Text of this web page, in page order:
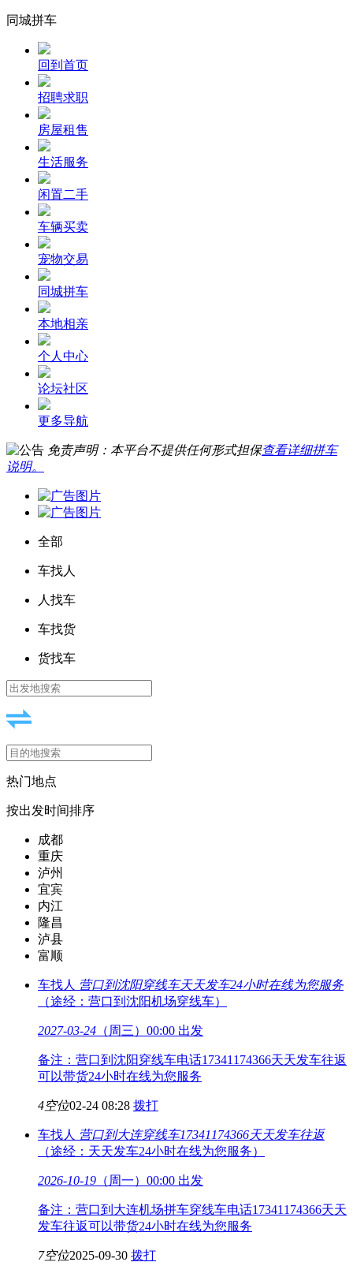
同城拼车
回到首页
招聘求职
房屋租售
生活服务
闲置二手
车辆买卖
宠物交易
同城拼车
本地相亲
个人中心
论坛社区
更多导航
免责声明：本平台不提供任何形式担保查看详细拼车
说明。
全部
车找人
人找车
车找货
货找车
热门地点
按出发时间排序
成都
重庆
泸州
宜宾
内江
隆昌
泸县
富顺
车找人 营口到沈阳穿线车天天发车24小时在线为您服务
（途经：营口到沈阳机场穿线车）
2027-03-24 （周三）00:00 出发
备注：营口到沈阳穿线车电话17341174366天天发车往返
可以带货24小时在线为您服务
4空位02-24 08:28 拨打
车找人 营口到大连穿线车17341174366天天发车往返
（途经：天天发车24小时在线为您服务）
2026-10-19 （周一）00:00 出发
备注：营口到大连机场拼车穿线车电话17341174366天天
发车往返可以带货24小时在线为您服务
7空位2025-09-30 拨打